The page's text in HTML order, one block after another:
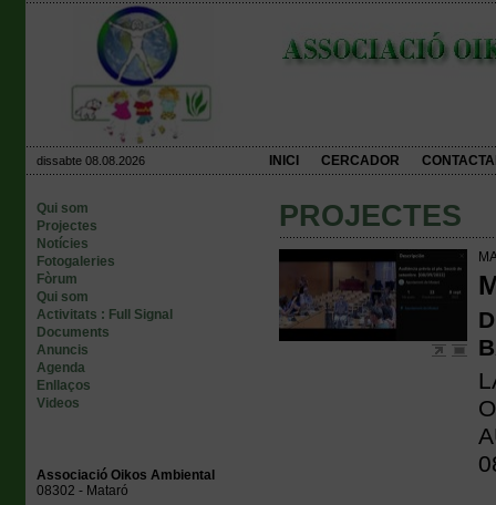
dissabte 08.08.2026 INICI CERCADOR
Qui som
Projectes
Notícies
Fotogaleries
Fòrum
Qui som
Activitats : Full Signal
Documents
Anuncis
Agenda
Enllaços
Videos
Associació Oikos Ambiental
08302 - Mataró
PROJECTES